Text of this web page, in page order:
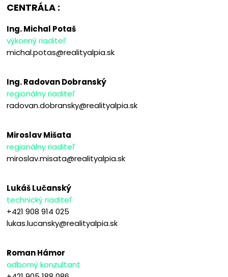
CENTRÁLA :
Ing. Michal Potaš
výkonný riaditeľ
michal.potas@realityalpia.sk
Ing. Radovan Dobranský
regionálny riaditeľ
radovan.dobransky@realityalpia.sk
Miroslav Mišata
regionálny riaditeľ
miroslav.misata@realityalpia.sk
Lukáš Lučanský
technický riaditeľ
+421 908 914 025
lukas.lucansky@realityalpia.sk
Roman Hámor
odborný konzultant